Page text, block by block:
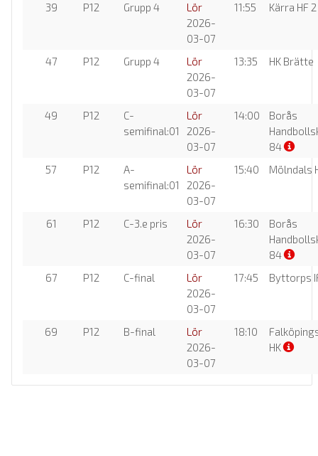
39 P12 Grupp 4
Lör
2026-
03-07
11:55 Kärra HF 2
47 P12 Grupp 4
Lör
2026-
03-07
13:35 HK Brätte
49 P12
C-
semifinal:01
Lör
2026-
03-07
14:00
Borås
84
57
P12
A-
semifinal:01
Lör
2026-
03-07
15:40 Mölndals
61 P12 C-3.e pris
Lör
2026-
03-07
16:30
Borås
84
67
P12 C-final
Lör
2026-
03-07
17:45 Byttorps
69 P12 B-final
Lör
2026-
03-07
18:10
HK